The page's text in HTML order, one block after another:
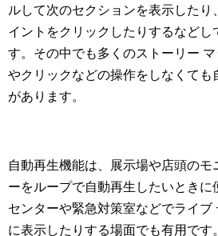
ルして次のセクションを表示したり
イントをクリックしたりするなどし
す。その中でも多くのストーリー
やクリックなどの操作をしなくても
があります。
自動再生機能は、展示場や店頭のモ
ーをループで自動再生したいときに
センターや緊急対策室などでライブ
に表示したりする場面でも有用です。